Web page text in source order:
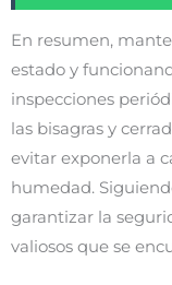
En resumen,
estado y
inspecciones
las bisagras y
evitar exponerla a
humedad.
garantizar la
valiosos que se